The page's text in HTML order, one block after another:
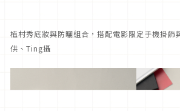
植村秀底妝與防曬組合，搭配電影限定手機掛飾
供、Ting攝